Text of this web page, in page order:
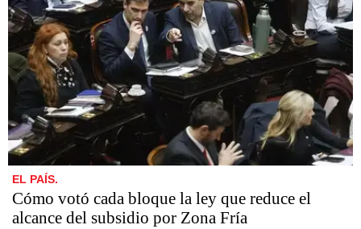
EL PAÍS.
Cómo votó cada bloque la ley que reduce el
alcance del subsidio por Zona Fría